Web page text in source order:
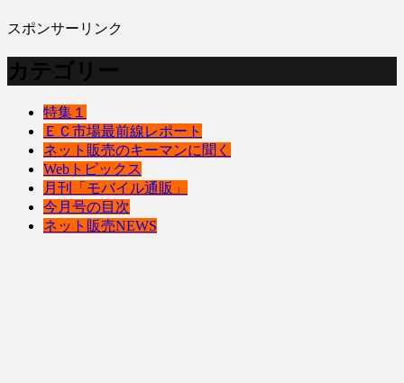
スポンサーリンク
カテゴリー
特集１
ＥＣ市場最前線レポート
ネット販売のキーマンに聞く
Webトピックス
月刊「モバイル通販」
今月号の目次
ネット販売NEWS